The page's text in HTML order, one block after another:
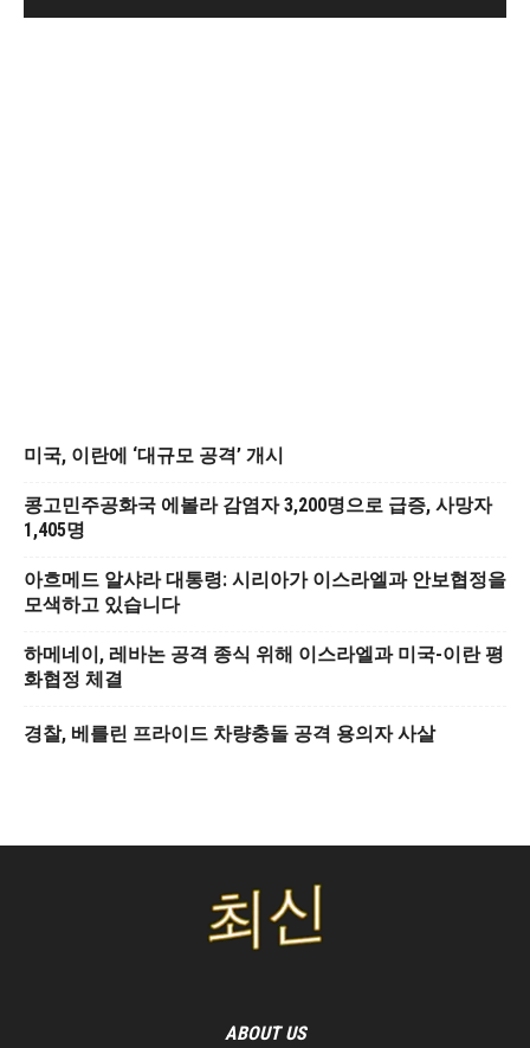
미국, 이란에 ‘대규모 공격’ 개시
콩고민주공화국 에볼라 감염자 3,200명으로 급증, 사망자
1,405명
아흐메드 알샤라 대통령: 시리아가 이스라엘과 안보협정을
모색하고 있습니다
하메네이, 레바논 공격 종식 위해 이스라엘과 미국-이란 평
화협정 체결
경찰, 베를린 프라이드 차량충돌 공격 용의자 사살
ABOUT US